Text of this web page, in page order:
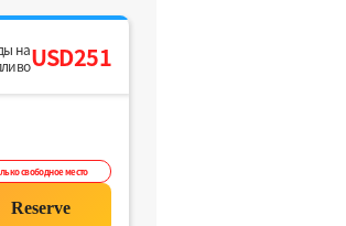
наUSD251
свободное место